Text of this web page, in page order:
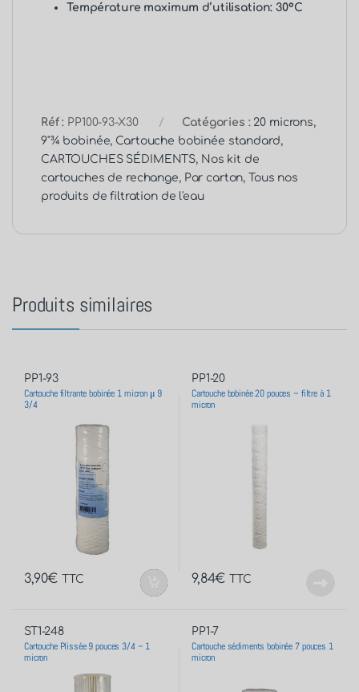
Température maximum d’utilisation: 30°C
Réf : PP100-93-X30 Catégories : 20 microns,
9"¾ bobinée, Cartouche bobinée standard,
CARTOUCHES SÉDIMENTS, Nos kit de
cartouches de rechange, Par carton,
Tous nos
produits de filtration de l'eau
Produits similaires
PP1-93
Cartouche filtrante bobinée 1 micron μ 9
3/4
3,90€ TTC
PP1-20
Cartouche bobinée 20 pouces – filtre à 1
micron
9,84€ TTC
ST1-248
Cartouche Plissée 9 pouces 3/4 – 1
micron
PP1-7
Cartouche sédiments bobinée 7 pouces 1
micron